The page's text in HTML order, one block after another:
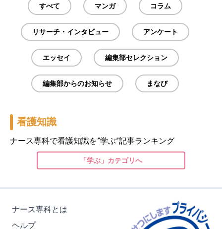
すべて マンガ コラム
リサーチ・インタビュー アンケート
エッセイ 編集部セレクション
編集部からのお知らせ まなび
看護知識
ナース専科で看護知識を”学ぶ”記事ランキング
「学ぶ」カテゴリへ
ナース専科とは
ヘルプ